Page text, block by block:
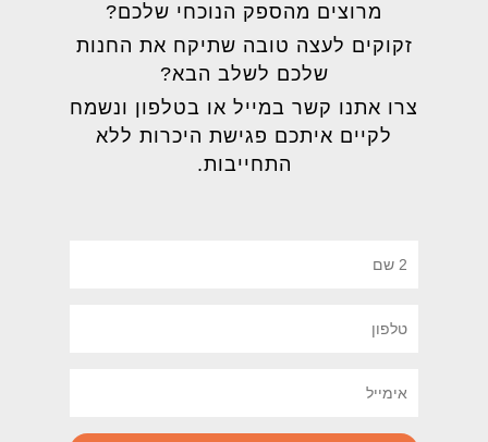
מרוצים מהספק הנוכחי שלכם?
זקוקים לעצה טובה שתיקח את החנות
שלכם לשלב הבא?
צרו אתנו קשר במייל או בטלפון ונשמח
לקיים איתכם פגישת היכרות ללא
התחייבות.